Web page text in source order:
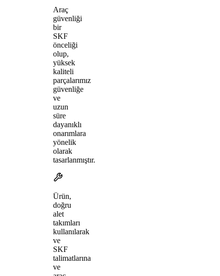
Araç
güvenliği
bir
SKF
önceliği
olup,
yüksek
kaliteli
parçalarımız
güvenliğe
ve
uzun
süre
dayanıklı
onarımlara
yönelik
olarak
tasarlanmıştır.
Ürün,
doğru
alet
takımları
kullanılarak
ve
SKF
talimatlarına
ve